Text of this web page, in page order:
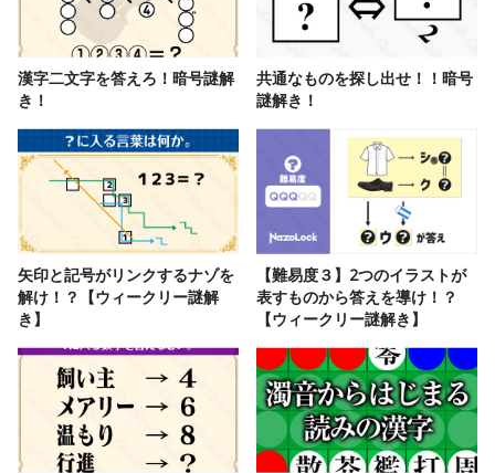
漢字二文字を答えろ！暗号謎解
き！
共通なものを探し出せ！！暗号
謎解き！
矢印と記号がリンクするナゾを
解け！？【ウィークリー謎解
き】
【難易度３】2つのイラストが
表すものから答えを導け！？
【ウィークリー謎解き】